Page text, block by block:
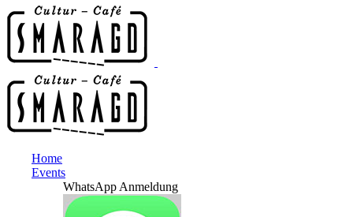
Home
Events
WhatsApp Anmeldung